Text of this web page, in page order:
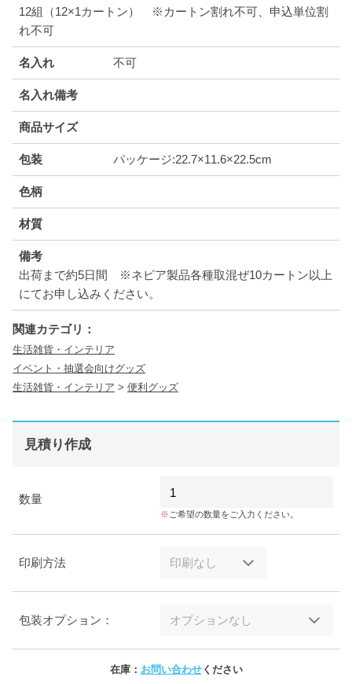
12組（12×1カートン） ※カートン割れ不可、申込単位割
れ不可
名入れ 不可
名入れ備考
商品サイズ
包装 パッケージ:22.7×11.6×22.5cm
色柄
材質
備考
出荷まで約5日間 ※ネピア製品各種取混ぜ10カートン以上
にてお申し込みください。
関連カテゴリ：
生活雑貨・インテリア
イベント・抽選会向けグッズ
生活雑貨・インテリア > 便利グッズ
見積り作成
数量
ご希望の数量をご入力ください。
印刷方法
包装オプション：
在庫： お問い合わせください